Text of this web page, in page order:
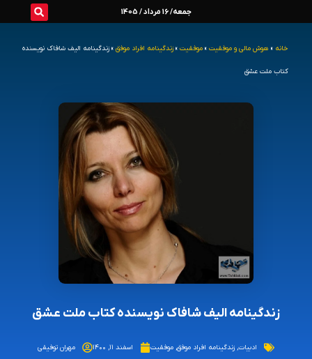
جمعه/ 16 مرداد / 1405
خانه » هوش مالی و موفقیت » موفقیت » زندگینامه افراد موفق » زندگینامه الیف شافاک نویسنده
کتاب ملت عشق
زندگینامه الیف شافاک نویسنده کتاب ملت عشق
ادبیات, زندگینامه افراد موفق, موفقیت اسفند ۱۱, ۱۴۰۰ مهران توفیقی